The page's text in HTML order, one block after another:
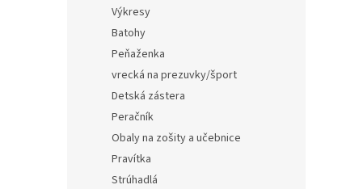
Výkresy
Batohy
Peňaženka
vrecká na prezuvky/šport
Detská zástera
Peračník
Obaly na zošity a učebnice
Pravítka
Strúhadlá